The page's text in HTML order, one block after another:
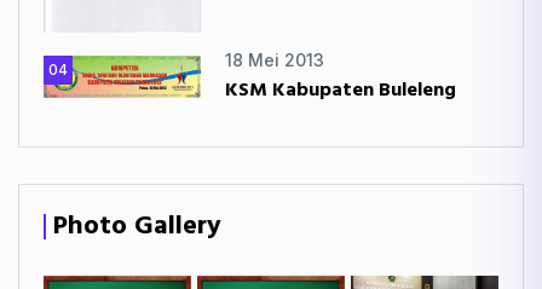
04
18 Mei 2013
KSM Kabupaten Buleleng
Photo Gallery